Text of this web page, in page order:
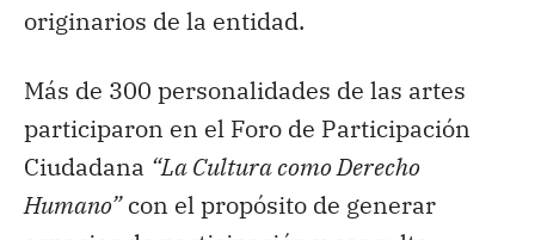
originarios de la entidad.
Más de 300 personalidades de las artes
participaron en el Foro de Participación
Ciudadana “La Cultura como Derecho
Humano”con el propósito de generar